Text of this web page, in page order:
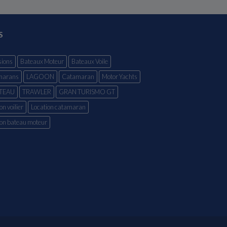
Bateaux Moteur
Bateaux Voile
LAGOON Catamaran
Motor Yachts
TRAWLER
GRAN TURISMO GT
voilier
Location catamaran
bateau moteur